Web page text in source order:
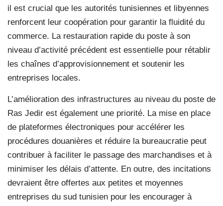
il est crucial que les autorités tunisiennes et libyennes
renforcent leur coopération pour garantir la fluidité du
commerce. La restauration rapide du poste à son
niveau d’activité précédent est essentielle pour rétablir
les chaînes d’approvisionnement et soutenir les
entreprises locales.
L’amélioration des infrastructures au niveau du poste de
Ras Jedir est également une priorité. La mise en place
de plateformes électroniques pour accélérer les
procédures douanières et réduire la bureaucratie peut
contribuer à faciliter le passage des marchandises et à
minimiser les délais d’attente. En outre, des incitations
devraient être offertes aux petites et moyennes
entreprises du sud tunisien pour les encourager à